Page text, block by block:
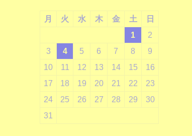
月 火 水 木 金 土
日
1
2
3
4 5 6 7 8
9
10
11 12 13 14 15
16
17
18 19 20 21 22
23
24
25 26 27 28 29
30
31